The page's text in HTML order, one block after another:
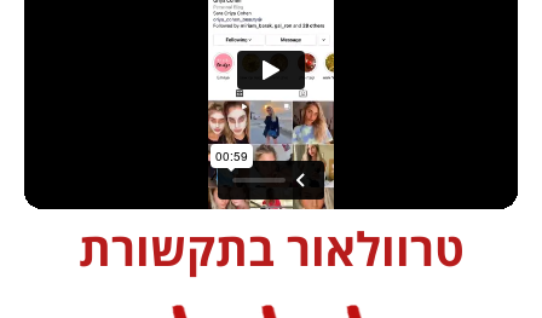
טרוולאור בתקשורת